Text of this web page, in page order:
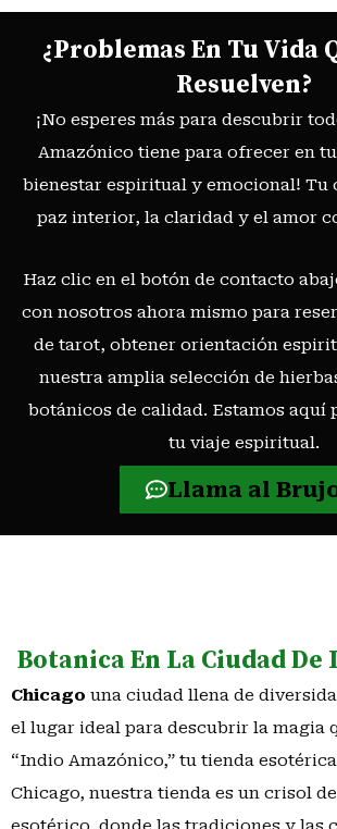
¿Problemas En Tu Vida
Resuelven?
¡No esperes más para descubrir
Amazónico tiene para ofrecer en
bienestar espiritual y emocional! Tu
paz interior, la claridad y el amor
Haz clic en el botón de contacto
con nosotros ahora mismo para
de tarot, obtener orientación
nuestra amplia selección de
botánicos de calidad. Estamos aquí
tu viaje espiritual.
Llama al
Botanica En La Ciudad De
Chicago una ciudad llena de
el lugar ideal para descubrir la magia
“Indio Amazónico,” tu tienda
Chicago, nuestra tienda es un crisol